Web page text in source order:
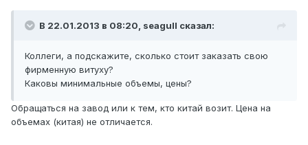
В 22.01.2013 в 08:20, seagull сказал:
Коллеги, а подскажите, сколько стоит заказать свою
фирменную витуху?
Каковы минимальные объемы, цены?
Обращаться на завод или к тем, кто китай возит. Цена на
объемах (китая) не отличается.